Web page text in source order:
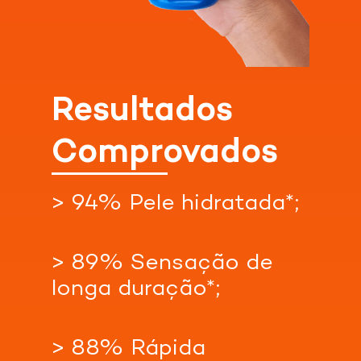
Confira nossas lojas parceiras
Resultados
Comprovados
> 94% Pele hidratada*;
> 89% Sensação de
longa duração*;
> 88% Rápida